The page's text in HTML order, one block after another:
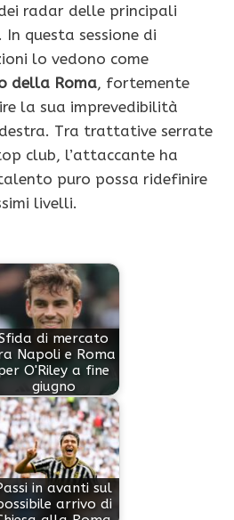
radar delle principali
questa sessione di
lo vedono come
della Roma, fortemente
la sua imprevedibilità
Tra trattative serrate
club, l’attaccante ha
puro possa ridefinire
livelli.
di mercato
Napoli e Roma
O'Riley a fine
giugno
in avanti sul
arrivo di